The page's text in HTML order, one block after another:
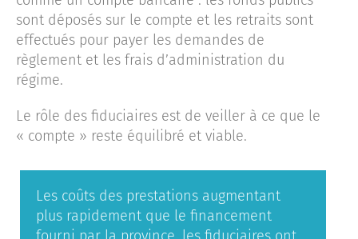
sont déposés sur le compte et les retraits sont
effectués pour payer les demandes de
règlement et les frais d’administration du
régime.
Le rôle des fiduciaires est de veiller à ce que le
« compte » reste équilibré et viable.
Les coûts des prestations augmentant
plus rapidement que le financement